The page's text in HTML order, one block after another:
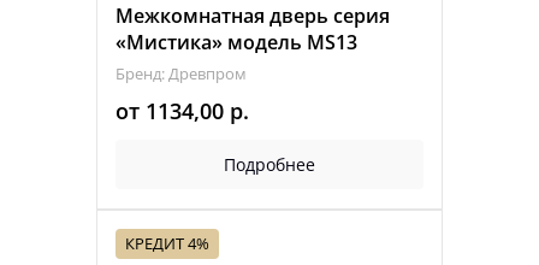
Межкомнатная дверь серия
«Мистика» модель MS13
Бренд: Древпром
от 1134,00 р.
Подробнее
КРЕДИТ 4%